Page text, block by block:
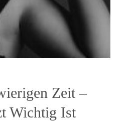
Zeit –
Wichtig Ist